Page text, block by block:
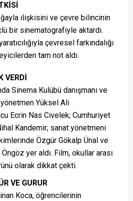
ilişkisini ve çevre bilincinin
bir sinematografiyle aktardı.
çevresel farkındalığı
tam not aldı.
VERDİ
Sinema Kulübü danışmanı ve
Yüksel Ali
Ecrin Nas Civelek; Cumhuriyet
Kandemir; sanat yönetmeni
Özgür Gökalp Ünal ve
yer aldı. Film, okullar arası
olarak dikkat çekti.
VE GURUR
Koca, öğrencilerinin